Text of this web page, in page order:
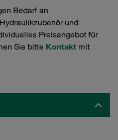
Bedarf an
und
Preisangebot für
Sie bitte Kontakt mit